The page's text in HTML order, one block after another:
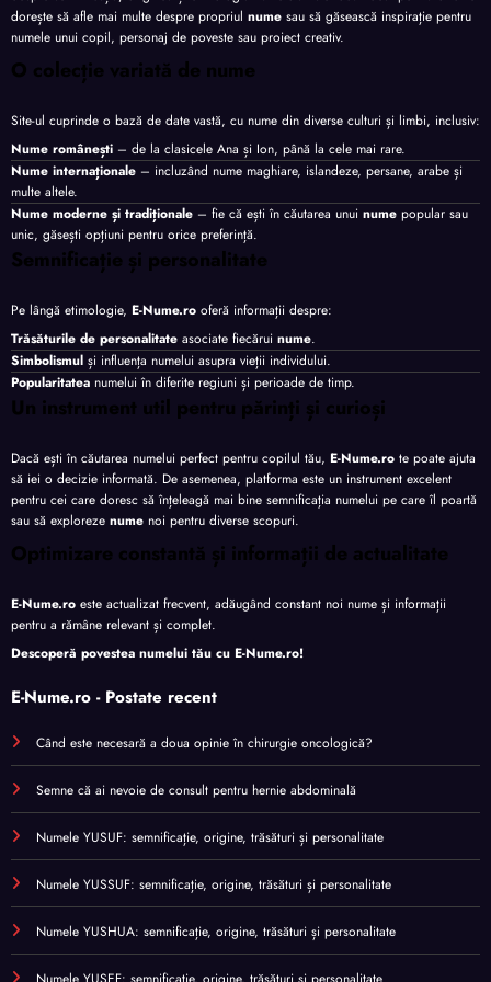
dorește să afle mai multe despre propriul nume sau să găsească inspirație pentru
numele unui copil, personaj de poveste sau proiect creativ.
O colecție variată de nume
Site-ul cuprinde o bază de date vastă, cu nume din diverse culturi și limbi, inclusiv:
Nume românești – de la clasicele Ana și Ion, până la cele mai rare.
Nume internaționale – incluzând nume maghiare, islandeze, persane, arabe și
multe altele.
Nume moderne și tradiționale – fie că ești în căutarea unui nume popular sau
unic, găsești opțiuni pentru orice preferință.
Semnificație și personalitate
Pe lângă etimologie, E-Nume.ro oferă informații despre:
Trăsăturile de personalitate asociate fiecărui nume.
Simbolismul și influența numelui asupra vieții individului.
Popularitatea numelui în diferite regiuni și perioade de timp.
Un instrument util pentru părinți și curioși
Dacă ești în căutarea numelui perfect pentru copilul tău, E-Nume.ro te poate ajuta
să iei o decizie informată. De asemenea, platforma este un instrument excelent
pentru cei care doresc să înțeleagă mai bine semnificația numelui pe care îl poartă
sau să exploreze nume noi pentru diverse scopuri.
Optimizare constantă și informații de actualitate
E-Nume.ro este actualizat frecvent, adăugând constant noi nume și informații
pentru a rămâne relevant și complet.
Descoperă povestea numelui tău cu E-Nume.ro!
E-Nume.ro - Postate recent
Când este necesară a doua opinie în chirurgie oncologică?
Semne că ai nevoie de consult pentru hernie abdominală
Numele YUSUF: semnificație, origine, trăsături și personalitate
Numele YUSSUF: semnificație, origine, trăsături și personalitate
Numele YUSHUA: semnificație, origine, trăsături și personalitate